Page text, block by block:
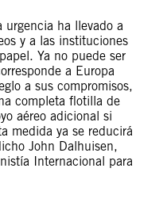
ha llevado a
y a las instituciones
Ya no puede ser
a Europa
a sus compromisos,
completa flotilla de
aéreo adicional si
medida ya se reducirá
John Dalhuisen,
Internacional para